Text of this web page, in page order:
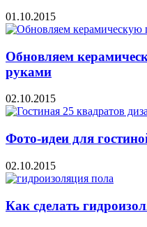
01.10.2015
Обновляем
руками
02.10.2015
Фото-идеи для
02.10.2015
Как сделать